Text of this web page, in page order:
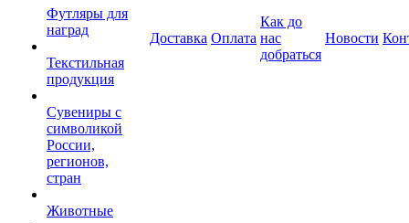
Футляры для
наград
Текстильная
продукция
Сувениры с
символикой
России,
регионов,
стран
Животные
Доставка Оплата
Как до
нас
добраться
Новости